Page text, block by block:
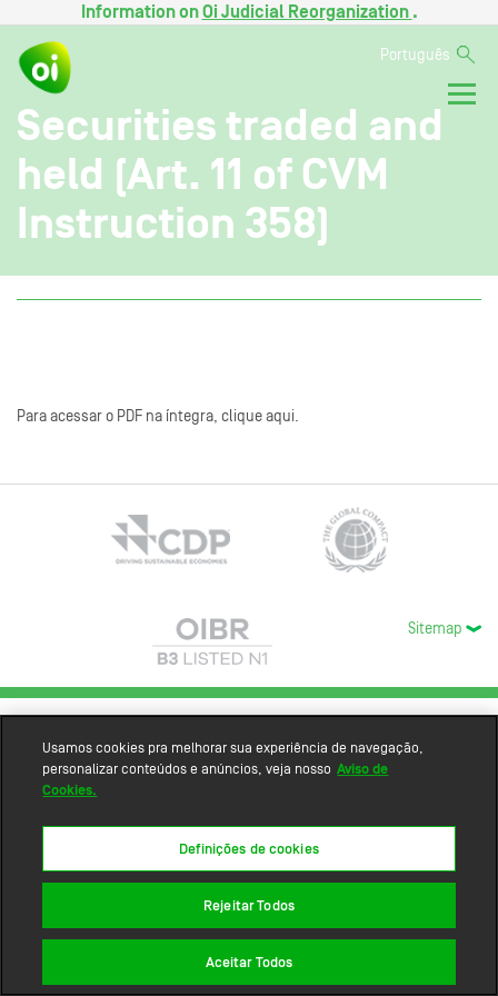
Information onOi Judicial Reorganization .
Português
Securities traded and
held (Art. 11 of CVM
Instruction 358)
Para acessar o PDF na íntegra, clique aqui.
Sitemap
Usamos cookies pra melhorar sua experiência de navegação,
personalizar conteúdos e anúncios, veja nosso Aviso de
Cookies.
Definições de cookies
Rejeitar Todos
Aceitar Todos